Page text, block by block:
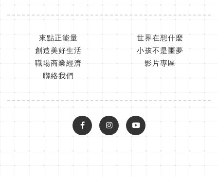
來點正能量
世界在想什麼
創造美好生活
小孩不是噩夢
職場商業經濟
影片專區
聯絡我們